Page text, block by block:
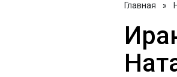
Главная »